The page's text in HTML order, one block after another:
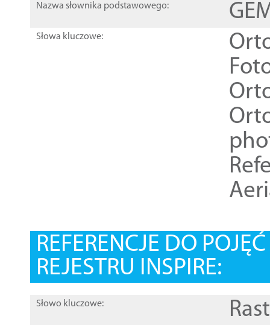
Nazwa słownika podstawowego:
Słowa kluczowe:
REFERENCJE DO
REJESTRU INSPIRE:
Słowo kluczowe: